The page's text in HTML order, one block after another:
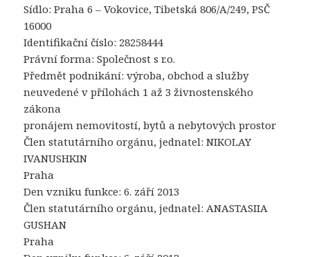
Sídlo: Praha 6 – Vokovice, Tibetská 806/A/249, PSČ
16000
Identifikační číslo: 28258444
Právní forma: Společnost s r.o.
Předmět podnikání: výroba, obchod a služby
neuvedené v přílohách 1 až 3 živnostenského
zákona
pronájem nemovitostí, bytů a nebytových prostor
Člen statutárního orgánu, jednatel: NIKOLAY
IVANUSHKIN
Praha
Den vzniku funkce: 6. září 2013
Člen statutárního orgánu, jednatel: ANASTASIIA
GUSHAN
Praha